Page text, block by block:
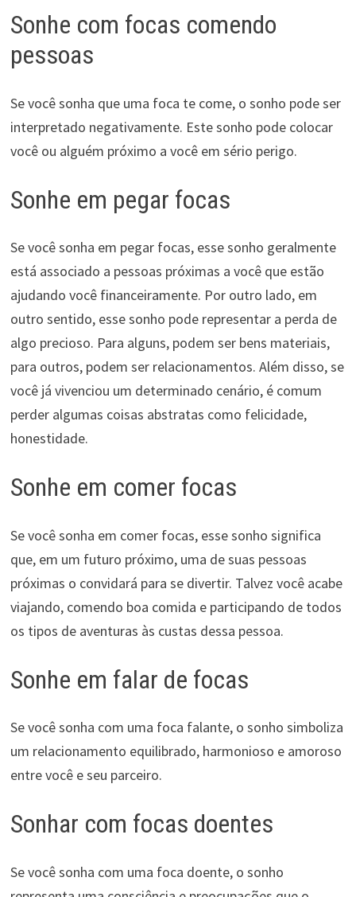
Sonhe com focas comendo
pessoas
Se você sonha que uma foca te come, o sonho pode ser
interpretado negativamente. Este sonho pode colocar
você ou alguém próximo a você em sério perigo.
Sonhe em pegar focas
Se você sonha em pegar focas, esse sonho geralmente
está associado a pessoas próximas a você que estão
ajudando você financeiramente. Por outro lado, em
outro sentido, esse sonho pode representar a perda de
algo precioso. Para alguns, podem ser bens materiais,
para outros, podem ser relacionamentos. Além disso, se
você já vivenciou um determinado cenário, é comum
perder algumas coisas abstratas como felicidade,
honestidade.
Sonhe em comer focas
Se você sonha em comer focas, esse sonho significa
que, em um futuro próximo, uma de suas pessoas
próximas o convidará para se divertir. Talvez você acabe
viajando, comendo boa comida e participando de todos
os tipos de aventuras às custas dessa pessoa.
Sonhe em falar de focas
Se você sonha com uma foca falante, o sonho simboliza
um relacionamento equilibrado, harmonioso e amoroso
entre você e seu parceiro.
Sonhar com focas doentes
Se você sonha com uma foca doente, o sonho